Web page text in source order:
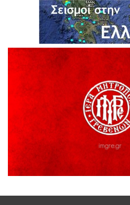
5 Αυγούστου 2026
Ο ΑΝΔΡΕΑΣ ΑΣΛΑΝΙΔΗΣ ΣΥΝΕΧΙΖΕΙ
ΓΡΕΒΕΝΩΝ
5 Αυγούστου 2026
Ευχαριστήριο Εκπολιτιστικού
Παρασχάκη Αθανάσιο
Διακοπή υδροδότησης του Α΄
5 Αυγούστου 2026
Η Marseaux στα Γρεβενά για μια
Θερινό Σινεμά στο πλαίσιο του
Καλοκαιριού 2026» με την
Ανάσες».
Γρεβενά: Συνελήφθη 18χρονος